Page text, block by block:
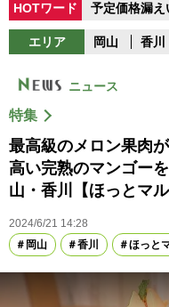
HOTワード 予定価格漏え
エリア 岡山 香川
ニュース
特集
最高級のメロン果肉
高い完熟のマンゴー
山・香川【ほっとマル
2024/6/21 14:28
岡山
香川 ほっと